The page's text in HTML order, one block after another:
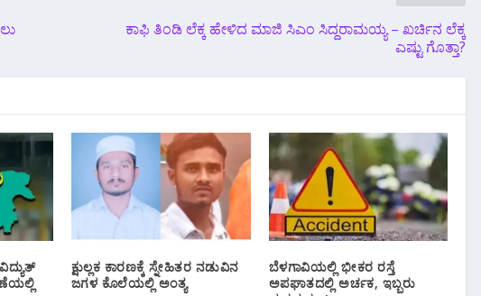
ಕಾಫಿ ತಿಂಡಿ ಲೆಕ್ಕ ಹೇಳಿದ ಮಾಜಿ ಸಿಎಂ ಸಿದ್ದರಾಮಯ್ಯ – ಖರ್ಚಿನ ಲೆಕ್ಕ
ಎಷ್ಟು ಗೊತ್ತಾ?
ಕ್ಷುಲ್ಲಕ ಕಾರಣಕ್ಕೆ ಸ್ನೇಹಿತರ ನಡುವಿನ
ಜಗಳ ಕೊಲೆಯಲ್ಲಿ ಅಂತ್ಯ
ಬೆಳಗಾವಿಯಲ್ಲಿ ಭೀಕರ ರಸ್ತೆ
ಅಪಘಾತದಲ್ಲಿ ಅರ್ಚಕ, ಇಬ್ಬರು